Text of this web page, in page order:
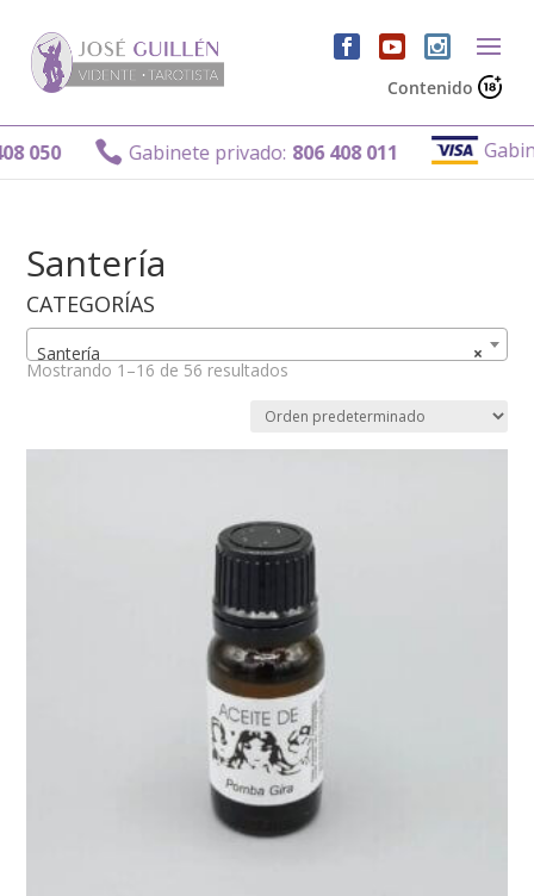
Contenido
 Gabinete privado: 806 408 011 Gabinete
Santería
CATEGORÍAS
×
Santería
Mostrando 1–16 de 56 resultados